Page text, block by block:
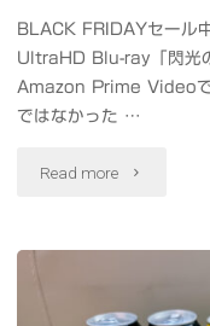
ル"
き
記
BLACK FRIDAYセール
UltraHD Blu-ray「閃光
Amazon Prime Videoで
ではなかった …
Read more "HDR
力